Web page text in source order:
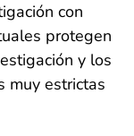
con
protegen
y los
muy estrictas